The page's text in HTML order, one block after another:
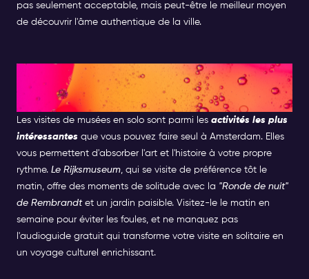
pas seulement acceptable, mais peut-être le meilleur moyen
de découvrir l'âme authentique de la ville.
Explorer seul les trésors
culturels d'Amsterdam
Les visites de musées en solo sont parmi les activités les plus
intéressantes que vous pouvez faire seul à Amsterdam. Elles
vous permettent d'absorber l'art et l'histoire à votre propre
rythme. Le Rijksmuseum, qui se visite de préférence tôt le
matin, offre des moments de solitude avec la "Ronde de nuit"
de Rembrandt et un jardin paisible. Visitez-le le matin en
semaine pour éviter les foules, et ne manquez pas
l'audioguide gratuit qui transforme votre visite en solitaire en
un voyage culturel enrichissant.